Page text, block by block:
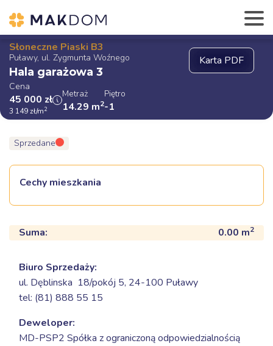
Słoneczne Piaski B3
Puławy, ul. Zygmunta Woźnego
Hala garażowa 3
Cena
45 000 zł
3 149zł/m2
Metraż
14.29 m2
Piętro
-1
Sprzedane
Cechy mieszkania
Suma: 0.00 m2
Biuro Sprzedaży:
ul. Dęblinska 18/pokój 5, 24-100 Puławy
tel: (81) 888 55 15
Deweloper:
MD-PSP2 Spółka z ograniczoną odpowiedzialnością